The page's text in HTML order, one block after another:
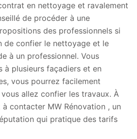
en nettoyage et ravalement
de procéder à une
des professionnels si
de confier le nettoyage et le
à un professionnel. Vous
à plusieurs façadiers et en
vous pourrez facilement
allez confier les travaux. À
contacter MW Rénovation , un
qui pratique des tarifs